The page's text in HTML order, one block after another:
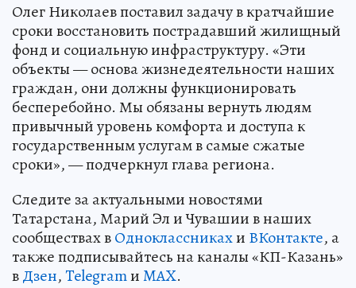
Олег Николаев поставил задачу в кратчайшие
сроки восстановить пострадавший жилищный
фонд и социальную инфраструктуру. «Эти
объекты — основа жизнедеятельности наших
граждан, они должны функционировать
бесперебойно. Мы обязаны вернуть людям
привычный уровень комфорта и доступа к
государственным услугам в самые сжатые
сроки», — подчеркнул глава региона.
Следите за актуальными новостями
Татарстана, Марий Эл и Чувашии в наших
сообществах вОдноклассникахи ВКонтакте, а
также подписывайтесь на каналы «КП-Казань»
вДзен,TelegramиMAX.